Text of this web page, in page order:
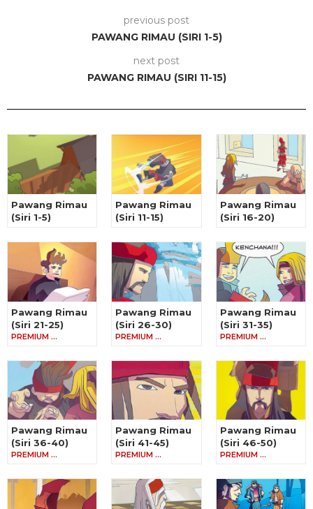
previous post
PAWANG RIMAU (SIRI 1-5)
next post
PAWANG RIMAU (SIRI 11-15)
Pawang Rimau
(Siri 1-5)
Pawang Rimau
(Siri 11-15)
Pawang Rimau
(Siri 16-20)
Pawang Rimau
(Siri 21-25)
PREMIUM …
Pawang Rimau
(Siri 26-30)
PREMIUM …
Pawang Rimau
(Siri 31-35)
PREMIUM …
Pawang Rimau
(Siri 36-40)
PREMIUM …
Pawang Rimau
(Siri 41-45)
PREMIUM …
Pawang Rimau
(Siri 46-50)
PREMIUM …